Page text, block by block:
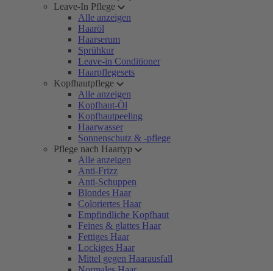
Leave-In Pflege
Alle anzeigen
Haaröl
Haarserum
Sprühkur
Leave-in Conditioner
Haarpflegesets
Kopfhautpflege
Alle anzeigen
Kopfhaut-Öl
Kopfhautpeeling
Haarwasser
Sonnenschutz & -pflege
Pflege nach Haartyp
Alle anzeigen
Anti-Frizz
Anti-Schuppen
Blondes Haar
Coloriertes Haar
Empfindliche Kopfhaut
Feines & glattes Haar
Fettiges Haar
Lockiges Haar
Mittel gegen Haarausfall